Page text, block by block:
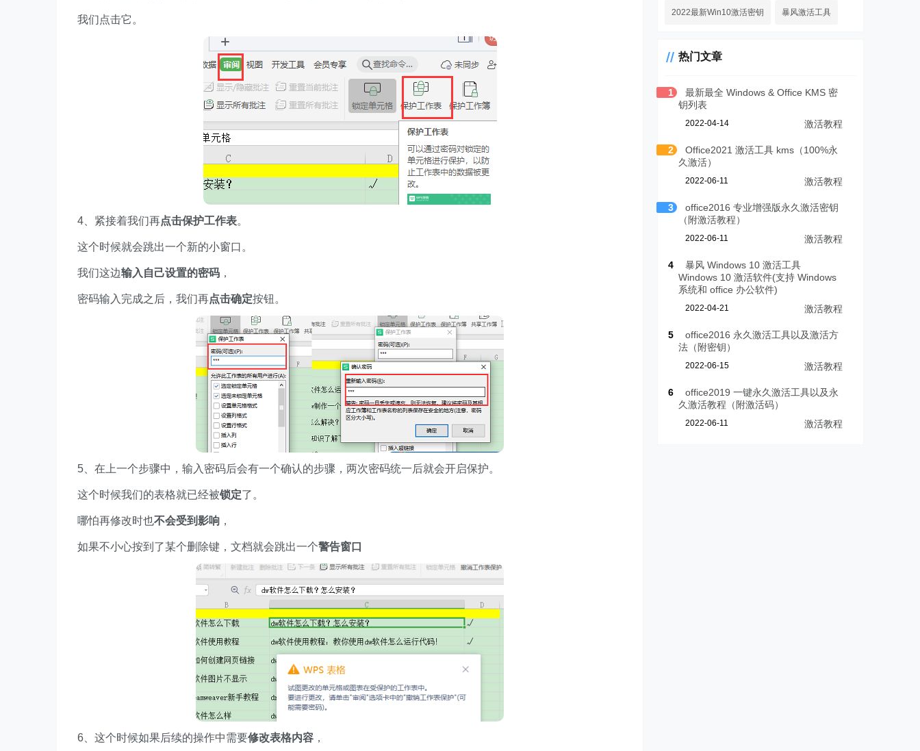
我们点击它。
4、紧接着我们再点击保护工作表。
这个时候就会跳出一个新的小窗口。
我们这边输入自己设置的密码 ，
密码输入完成之后，我们再点击确定按钮。
5、在上一个步骤中，输入密码后会有一个确认的步骤，两次密码统一后就会开启保护。
这个时候我们的表格就已经被锁定了。
哪怕再修改时也不会受到影响 ，
如果不小心按到了某个删除键，文档就会跳出一个警告窗口
6、这个时候如果后续的操作中需要修改表格内容 ，
2022最新Win10激活密钥 暴风激活工具
热门文章
1
最新最全 Windows & Office KMS 密
钥列表
2022-04-14 激活教程
2
Office2021 激活工具 kms（100%永
久激活）
2022-06-11 激活教程
3
office2016 专业增强版永久激活密钥
（附激活教程）
2022-06-11 激活教程
4
暴风 Windows 10 激活工具
Windows 10 激活软件(支持 Windows
系统和 office 办公软件)
2022-04-21 激活教程
5
office2016 永久激活工具以及激活方
法（附密钥）
2022-06-15 激活教程
6
office2019 一键永久激活工具以及永
久激活教程（附激活码）
2022-06-11 激活教程